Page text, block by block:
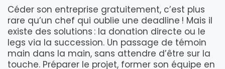
Céder son entreprise gratuitement, c’est plus
rare qu’un chef qui oublie une deadline ! Mais il
existe des solutions : la donation directe ou le
legs via la succession. Un passage de témoin
main dans la main, sans attendre d’être sur la
touche. Préparer le projet, former son équipe en